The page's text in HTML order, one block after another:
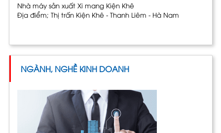
Nhà máy sản xuất Xi mang Kiện Khê
Địa điểm; Thị trấn Kiện Khê - Thanh Liêm - Hà Nam
NGÀNH, NGHỀ KINH DOANH